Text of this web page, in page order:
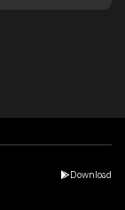
Download